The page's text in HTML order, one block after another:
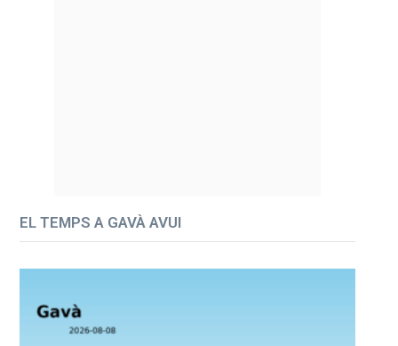
EL TEMPS A GAVÀ AVUI